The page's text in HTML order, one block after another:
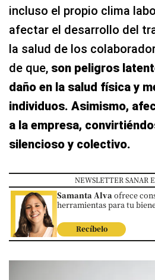
incluso el propio clima
afectar el desarrollo del
la salud de los
de que, son peligros
daño en la salud física y
individuos. Asimismo,
a la empresa,
silencioso y colectivo.
NEWSLETTER SANAR
Samanta Alvaofrece
herramientas para tu
Recíbelo